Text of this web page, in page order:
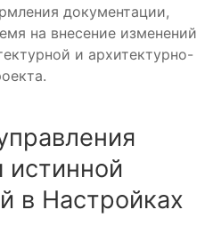
документации,
на внесение изменений
и архитектурно-
в Настройках